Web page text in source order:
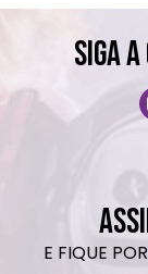
SIGA
E FIQUE